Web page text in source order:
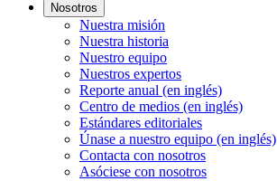
Nosotros
Nuestra misión
Nuestra historia
Nuestro equipo
Nuestros expertos
Reporte anual (en inglés)
Centro de medios (en inglés)
Estándares editoriales
Únase a nuestro equipo (en inglés)
Contacta con nosotros
Asóciese con nosotros